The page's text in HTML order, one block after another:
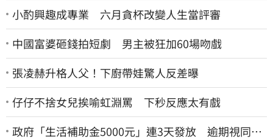
小酌興趣成專業 六月貪杯改變人生當評審
中國富婆砸錢拍短劇 男主被狂加60場吻戲
張凌赫升格人父！下廚帶娃驚人反差曝
仔仔不捨女兒挨喻虹淵罵 下秒反應太有戲
政府「生活補助金5000元」連3天發放 逾期視同放